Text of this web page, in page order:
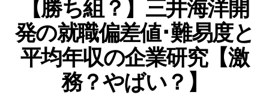
ー
【勝ち組？】三井海洋開
発の就職偏差値･難易度と
平均年収の企業研究【激
務？やばい？】